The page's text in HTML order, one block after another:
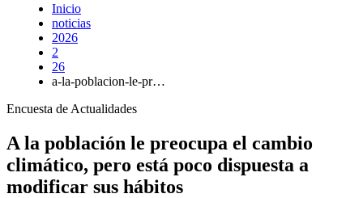
Inicio
noticias
2026
2
26
a-la-poblacion-le-pr…
Encuesta de Actualidades
A la población le preocupa el cambio
climático, pero está poco dispuesta a
modificar sus hábitos